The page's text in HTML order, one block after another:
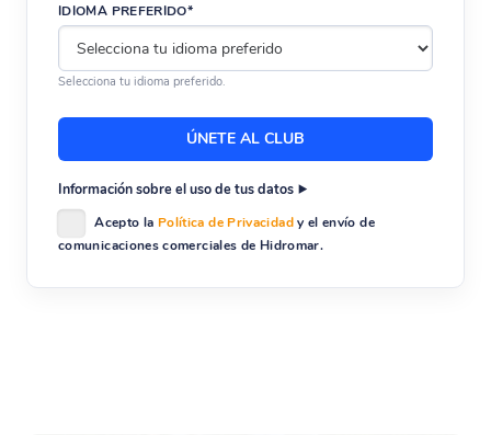
IDIOMA PREFERIDO*
Selecciona tu idioma preferido.
Información sobre el uso de tus datos
Acepto la Política de Privacidady el envío de
comunicaciones comerciales de Hidromar.